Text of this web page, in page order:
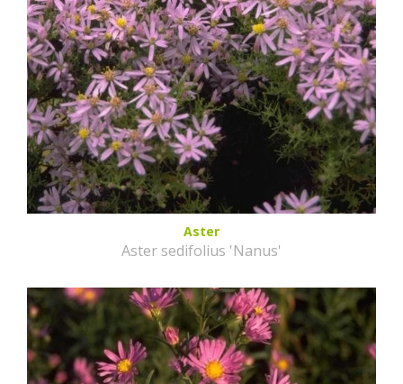
Aster
Aster sedifolius 'Nanus'